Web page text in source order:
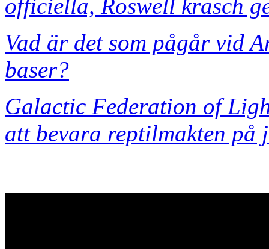
officiella, Roswell krasch
Vad är det som pågår vid
baser?
Galactic Federation of
att bevara reptilmakten på